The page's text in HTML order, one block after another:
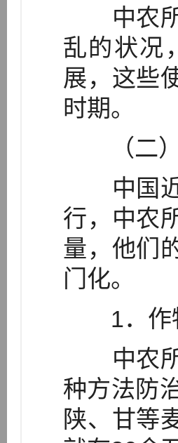
中农所
乱的状况
展，这些
时期。
（二）
中国近
行，中农
量，他们
门化。
1．作物
中农所
种方法防
陕、甘等